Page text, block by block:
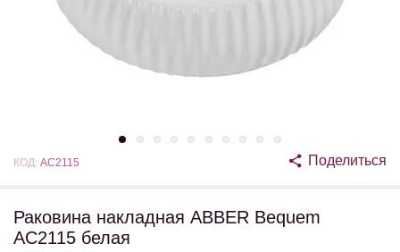
КОД: AC2115 Поделиться
Раковина накладная ABBER Bequem
AC2115 белая